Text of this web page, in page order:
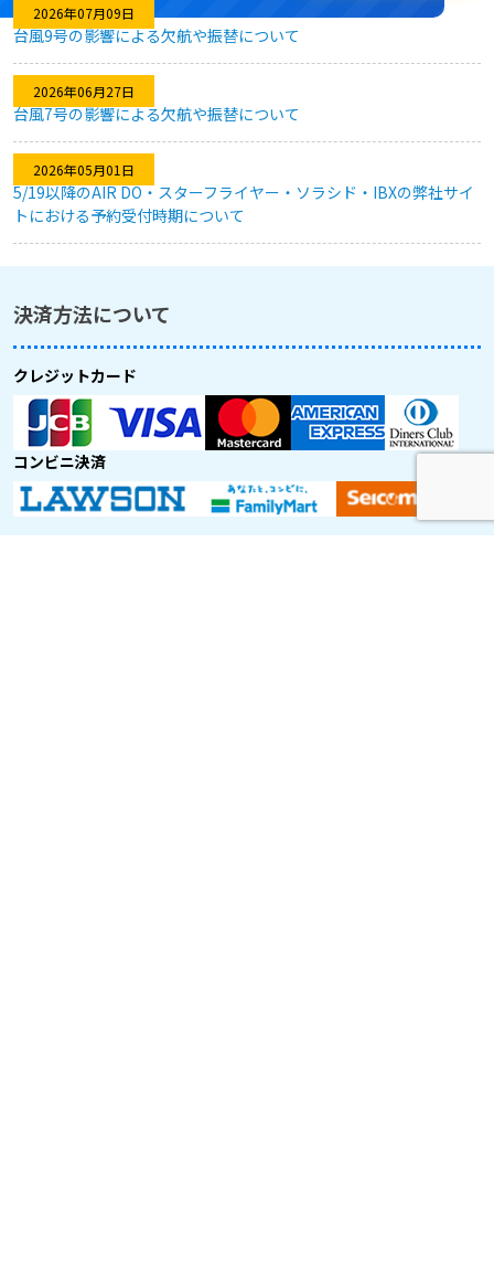
利用のしやすさ
問題なく利用できました。
★★★★★
キャンセル対応
2026年07月09日
台風9号の影響による欠航や振替について
2026年06月27日
台風7号の影響による欠航や振替について
2026年05月01日
5/19以降のAIR DO・スターフライヤー・ソラシド・IBXの弊社サイ
トにおける予約受付時期について
決済方法について
クレジットカード
コンビニ決済